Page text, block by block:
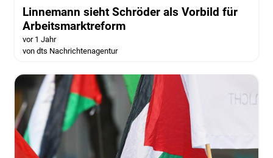
Linnemann sieht Schröder als Vorbild für
Arbeitsmarktreform
vor 1 Jahr
von dts Nachrichtenagentur